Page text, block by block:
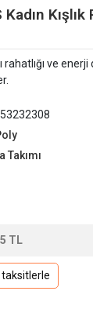
Kışlık
rahatlığı ve enerji
Takımı
TL
taksitlerle